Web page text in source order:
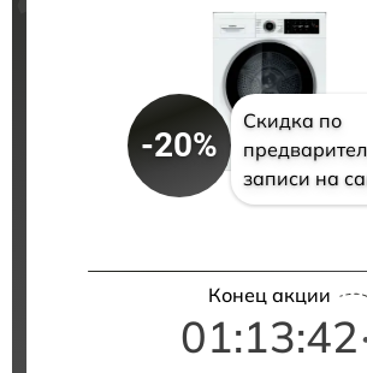
-20%
Скидка по
записи на
Конец акции
01:13:42